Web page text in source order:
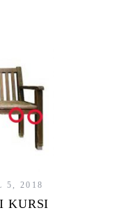
5, 2018
KURSI